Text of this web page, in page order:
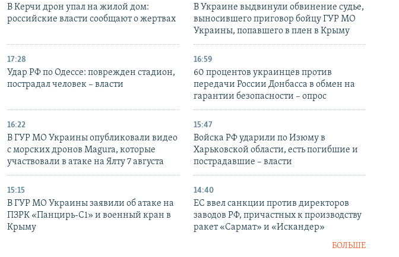
В Керчи дрон упал на жилой дом:
российские власти сообщают о жертвах
В Украине выдвинули обвинение судье,
выносившего приговор бойцу ГУР МО
Украины, попавшего в плен в Крыму
17:28
Удар РФ по Одессе: поврежден стадион,
пострадал человек – власти
16:59
60 процентов украинцев против
передачи России Донбасса в обмен на
гарантии безопасности – опрос
16:22
В ГУР МО Украины опубликовали видео
с морских дронов Magura, которые
участвовали в атаке на Ялту 7 августа
15:47
Войска РФ ударили по Изюму в
Харьковской области, есть погибшие и
пострадавшие – власти
15:15
В ГУР МО Украины заявили об атаке на
ПЗРК «Панцирь-С1» и военный кран в
Крыму
14:40
ЕС ввел санкции против директоров
заводов РФ, причастных к производству
ракет «Сармат» и «Искандер»
БОЛЬШЕ